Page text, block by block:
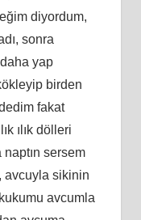
diyordum,
sonra
yap
birden
fakat
ılık dölleri
naptın sersem
avcuyla sikinin
avcumla